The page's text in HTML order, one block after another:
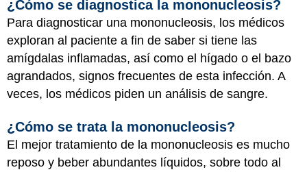
¿Cómo se diagnostica la mononucleosis?
Para diagnosticar una mononucleosis, los médicos
exploran al paciente a fin de saber si tiene las
amígdalas inflamadas, así como el hígado o el bazo
agrandados, signos frecuentes de esta infección. A
veces, los médicos piden un análisis de sangre.
¿Cómo se trata la mononucleosis?
El mejor tratamiento de la mononucleosis es mucho
reposo y beber abundantes líquidos, sobre todo al